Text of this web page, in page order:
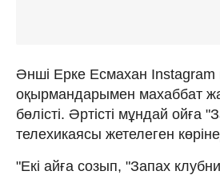
Әнші Ерке Есмахан
оқырмандарымен махаббат
бөлісті. Әртісті мұндай ойға
телехикаясы жетелеген
"Екі айға созып, "Запах